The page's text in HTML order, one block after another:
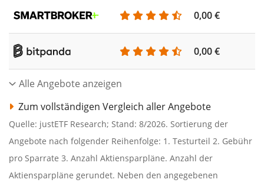
0,00 €
0,00 €
Alle Angebote anzeigen
Zum vollständigen Vergleich aller Angebote
Quelle: justETF Research; Stand: 8/2026. Sortierung der
Angebote nach folgender Reihenfolge: 1. Testurteil 2. Gebühr
pro Sparrate 3. Anzahl Aktiensparpläne. Anzahl der
Aktiensparpläne gerundet. Neben den angegebenen